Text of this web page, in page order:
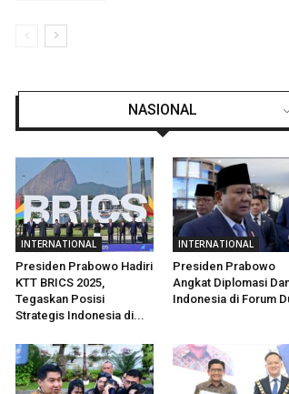
NASIONAL
INTERNATIONAL
Presiden Prabowo Hadiri
KTT BRICS 2025,
Tegaskan Posisi
Strategis Indonesia di...
INTERNATIONAL
Presiden Prabowo
Angkat Diplomasi
Indonesia di Forum